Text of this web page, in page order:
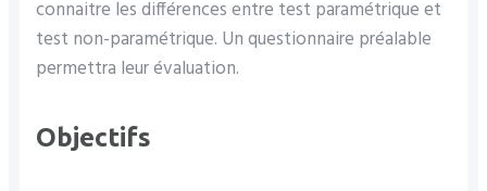
connaitre les différences entre test paramétrique et
test non-paramétrique. Un questionnaire préalable
permettra leur évaluation.
Objectifs